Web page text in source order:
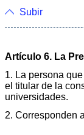
Subir
Artículo 6. La
1. La persona
el titular de la
universidades.
2. Corresponden